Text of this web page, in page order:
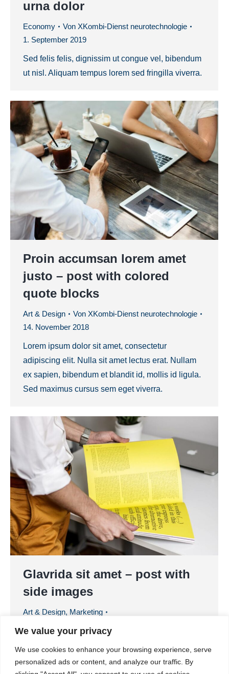
We value your privacy
We use cookies to enhance your browsing experience, serve
personalized ads or content, and analyze our traffic. By
urna dolor
Economy Von XKombi-Dienst neurotechnologie
1. September 2019
Sed felis felis, dignissim ut congue vel, bibendum
ut nisl. Aliquam tempus lorem sed fringilla viverra.
Proin accumsan lorem amet
justo – post with colored
quote blocks
Art & Design Von XKombi-Dienst neurotechnologie
14. November 2018
Lorem ipsum dolor sit amet, consectetur
adipiscing elit. Nulla sit amet lectus erat. Nullam
ex sapien, bibendum et blandit id, mollis id ligula.
Sed maximus cursus sem eget viverra.
Glavrida sit amet – post with
side images
Art & Design, Marketing
2. Oktober 2018
Praesent euismod volutpat rhoncus. Suspendisse
rutrum tortor justo, eu sollicitudin nisl pretium et. In